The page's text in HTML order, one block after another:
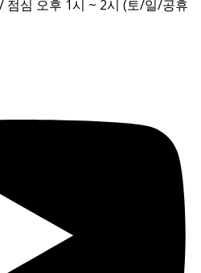
점심 오후 1시 ~ 2시 (토/일/공휴